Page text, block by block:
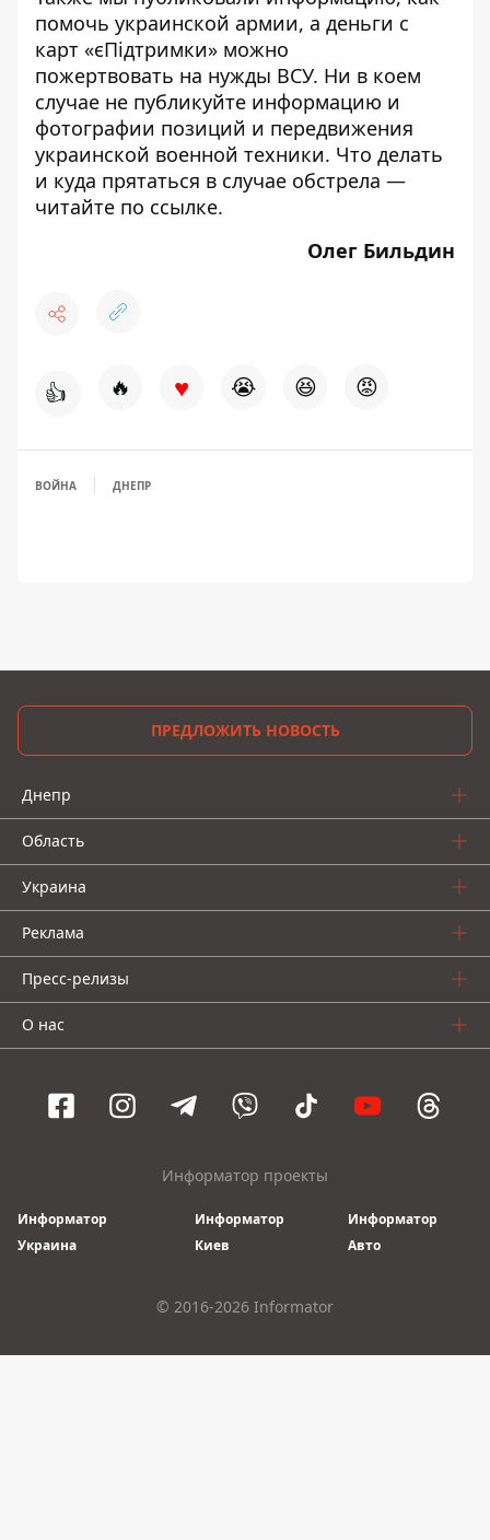
помочь украинской армии, а деньги с
карт «єПідтримки» можно
пожертвовать на нужды ВСУ. Ни в коем
случае не публикуйте информацию и
фотографии позиций и передвижения
украинской военной техники. Что делать
и куда прятаться в случае обстрела —
читайте по ссылке.
Олег Бильдин
👍 🔥 ♥ 😭 😆 😡
ВОЙНА ДНЕПР
ПРЕДЛОЖИТЬ НОВОСТЬ
Днепр
Область
Украина
Реклама
Пресс-релизы
О нас
Информатор проекты
Информатор
Украина
Информатор
Киев
Информатор
Авто
© 2016-2026 Informator